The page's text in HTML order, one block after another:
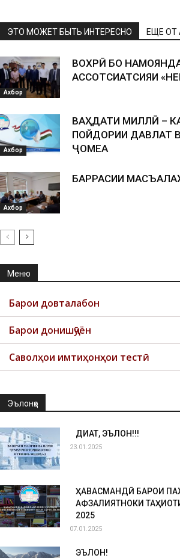
ЭТО МОЖЕТ БЫТЬ ИНТЕРЕСНО ЕЩЕ ОТ
Ахбор
ВОХӮРӢ БО
АССОТСИАТСИЯИ
Ахбор
ВАҲДАТИ МИЛЛӢ –
ПОЙДОРИИ ДАВЛАТ
ҶОМЕА
Ахбор
БАРРАСИИ
Меню
Барои довталабон
Барои донишҷӯён
Саволҳои имтиҳонҳои тестӣ
Эълонҳо
ДИҚҚАТ, ЭЪЛОН!!!
23.01.2025
ҲАВАСМАНДӢ БАРОИ
АФЗАЛИЯТНОКИ
2025
07.01.2025
ЭЪЛОН!